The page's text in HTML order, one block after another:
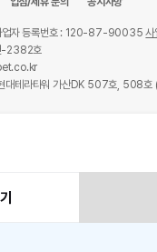
업자 등록번호 : 120-87-90035사
-2382호
대테라타워 가산DK 507호, 508호